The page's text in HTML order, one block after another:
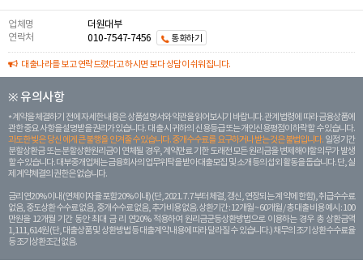
업체명
더원대부
연락처
010-7547-7456 통화하기
대출나라를 보고 연락드렸다고 하시면 보다 상담이 쉬워집니다.
※ 유의사항
계약을 체결하기 전에 자세한 내용은 상품설명서와 약관을 읽어보시기 바랍니다. 관계 법령에 따라 금융상품에
관한 중요 사항을 설명받을 권리가 있습니다. 대 출 시 귀하의 신용등급 또는 개인신용평점이 하락할 수 있습니다.
과도한 빚은 당신 에게 큰 불행을 안겨줄 수 있습니다. 중개수수료를 요구하거나 받는 것은 불법입니다. 일정 기간
분할상환금 또는 분할상환원리금이 연체될 경우, 계약만료 기한 도래전 모든 원리금을 변제해야할 의무가 발생
할 수 있습니다. 대부중개업체는 금융회사의 업무위탁을 받아 대출모집 및 소개 등의 섭외 활동을 돕습니다. 단, 실
제 계약체결의 권한은 없습니다.
금리 연20% 이내 (연체이자율 포함 20% 이내) (단, 2021. 7. 7부터 체결, 갱신, 연장되는 계 약에 한함), 취급수수료
없음, 중도상환 수수료 없음, 중개수수료 없음, 추가비용 없음. 상환기간 : 12개월 ~ 60개월 / 총 대출 비용 예시 : 100
만원을 12개월 기간 동안 최대 금 리 연20% 적용하여 원리금균등상환방법으로 이용하는 경우 총 상환금액
1,111,614원 (단, 대출상품 및 상환방법 등 대출계약 내용에 따라 달라질 수 있습니다.) 채무의 조기 상환수수료율
등 조기상환조건 없음.